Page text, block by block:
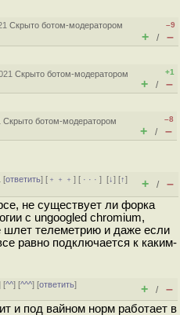
Скрыто ботом-модератором
–9
+ / –
Скрыто ботом-модератором
+1
+ / –
Скрыто ботом-модератором
–8
+ / –
[ответить] [ ﹢﹢﹢] [ · · ·][↓] [↑]
+ / –
не существует ли форка
с ungoogled chromium,
шлет телеметрию и даже если
равно подключается к каким-
[^^] [^^^] [ответить]
+ / –
и под вайном норм работает в